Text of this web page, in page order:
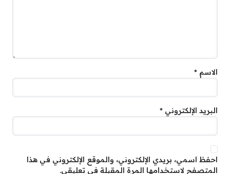
الاسم *
البريد الإلكتروني *
احفظ اسمي، بريدي الإلكتروني، والموقع الإلكتروني في هذا
المتصفح لاستخدامها المرة المقبلة في تعليقي.